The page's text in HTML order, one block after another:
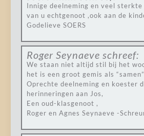
Innige deelneming en veel
van u echtgenoot ,ook aan de
Godelieve SOERS
Roger Seynaeve schreef:
We staan niet altijd stil bij het
het is een groot gemis als
Oprechte deelneming en koester
herinneringen aan Jos,
Een oud-klasgenoot ,
Roger en Agnes Seynaeve -